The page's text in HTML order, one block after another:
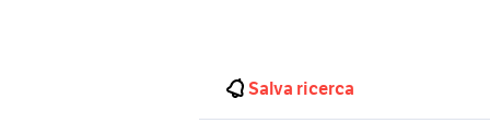
Salva ricerca